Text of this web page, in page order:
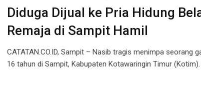
Diduga Dijual ke Pria Hidung
Remaja di Sampit Hamil
CATATAN.CO.ID, Sampit – Nasib tragis menimpa seorang
16 tahun di Sampit, Kabupaten Kotawaringin Timur